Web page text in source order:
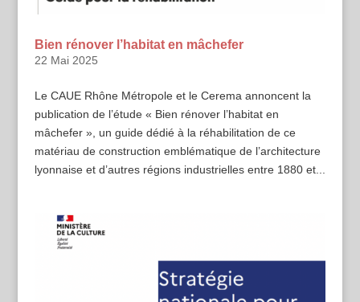
Bien rénover l’habitat en mâchefer
22 Mai 2025
Le CAUE Rhône Métropole et le Cerema annoncent la
publication de l’étude « Bien rénover l’habitat en
mâchefer », un guide dédié à la réhabilitation de ce
matériau de construction emblématique de l’architecture
lyonnaise et d’autres régions industrielles entre 1880 et...